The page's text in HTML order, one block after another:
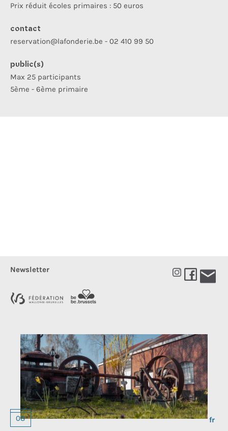
Prix réduit écoles primaires : 50 euros
contact
reservation@lafonderie.be - 02 410 99 50
public(s)
Max 25 participants
5ème - 6ème primaire
Newsletter
08